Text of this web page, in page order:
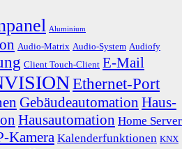
Aluminium
Audio-Matrix Audio-System Audiofy
Client Touch-Client E-Mail
Ethernet-Port
Gebäudeautomation Haus-
Hausautomation Home Server
Kamera Kalenderfunktionen KNX